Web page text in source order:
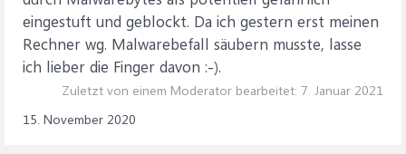
eingestuft und geblockt. Da ich gestern erst meinen
Rechner wg. Malwarebefall säubern musste, lasse
ich lieber die Finger davon :-).
Zuletzt von einem Moderator bearbeitet: 7. Januar 2021
15. November 2020